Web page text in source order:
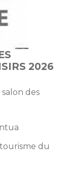
2026
des
du